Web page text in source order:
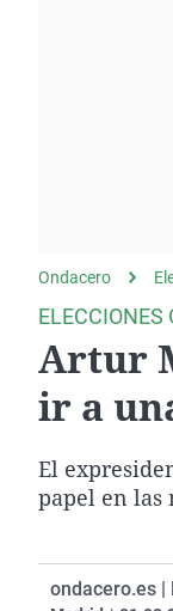
Ondacero
ELECCIONES
Artur
ir a
El
papel en las
ondacero.es |